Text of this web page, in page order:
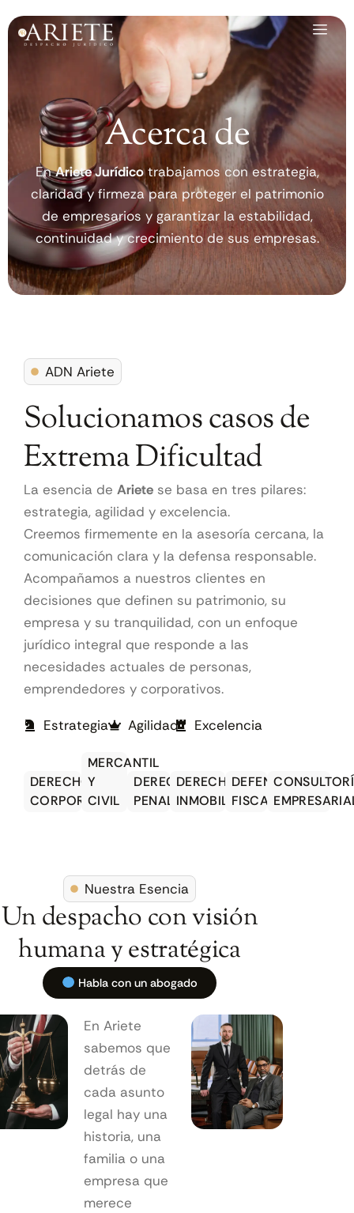
al
Acerca de
EnAriete Jurídicotrabajamos con estrategia,
claridad y firmeza para proteger el patrimonio
de empresarios y garantizar la estabilidad,
continuidad y crecimiento de sus empresas.
ADN Ariete
Solucionamos casos de
Extrema Dificultad
La esencia de Ariete se basa en tres pilares:
estrategia, agilidad y excelencia.
Creemos firmemente en la asesoría cercana, la
comunicación clara y la defensa responsable.
Acompañamos a nuestros clientes en
decisiones que definen su patrimonio, su
empresa y su tranquilidad, con un enfoque
jurídico integral que responde a las
necesidades actuales de personas,
emprendedores y corporativos.
Estrategia Agilidad Excelencia
DERECHO
CORPORATIVO
MERCANTIL
Y
CIVIL
DERECHO
PENAL
DERECHO
INMOBILIARIO
DEFENSA
FISCAL
Nuestra Esencia
Un despacho con visión
humana y estratégica
Habla con un abogado
En Ariete
sabemos que
detrás de
cada asunto
legal hay una
historia, una
familia o una
empresa que
merece